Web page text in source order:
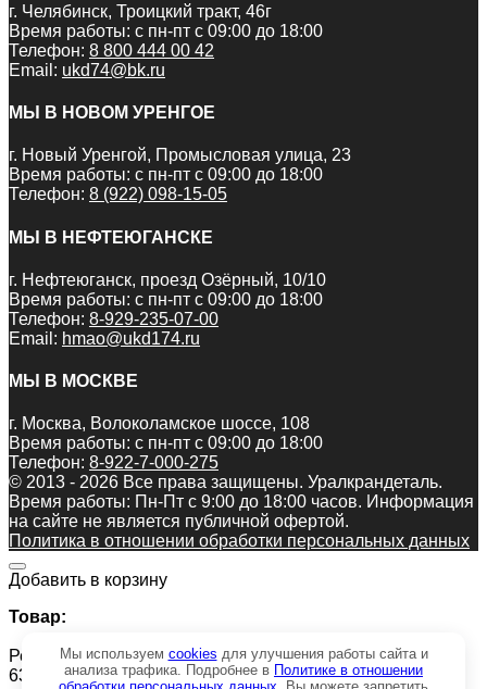
г. Челябинск, Троицкий тракт, 46г
Время работы: с пн-пт с 09:00 до 18:00
Телефон: 8 800 444 00 42
Email: ukd74@bk.ru
МЫ В НОВОМ УРЕНГОЕ
г. Новый Уренгой, Промысловая улица, 23
Время работы: с пн-пт с 09:00 до 18:00
Телефон: 8 (922) 098-15-05
МЫ В НЕФТЕЮГАНСКЕ
г. Нефтеюганск, проезд Озёрный, 10/10
Время работы: с пн-пт с 09:00 до 18:00
Телефон: 8-929-235-07-00
Email: hmao@ukd174.ru
МЫ В МОСКВЕ
г. Москва, Волоколамское шоссе, 108
Время работы: с пн-пт с 09:00 до 18:00
Телефон: 8-922-7-000-275
© 2013 - 2026 Все права защищены. Уралкрандеталь.
Время работы: Пн-Пт c 9:00 до 18:00 часов. Информация
на сайте не является публичной офертой.
Политика в отношении обработки персональных данных
Добавить в корзину
Товар:
Ремкомплект РК-КС45721-63.40/1-СП гидроцилиндра
63х40 выдвижения опоры
Мы используем cookies для улучшения работы сайта и
анализа трафика. Подробнее в Политике в отношении